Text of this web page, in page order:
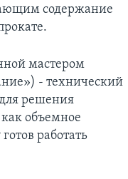
содержание
мастером
- технический
решения
объемное
работать